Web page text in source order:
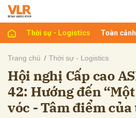
Thời sự - Logistics Toàn
Trang chủ Thời sự - Logistics
Hội nghị Cấp cao
42: Hướng đến
vóc - Tâm điểm
luận